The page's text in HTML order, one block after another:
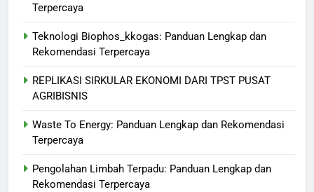
Terpercaya
Teknologi Biophos_kkogas: Panduan Lengkap dan
Rekomendasi Terpercaya
REPLIKASI SIRKULAR EKONOMI DARI TPST PUSAT
AGRIBISNIS
Waste To Energy: Panduan Lengkap dan Rekomendasi
Terpercaya
Pengolahan Limbah Terpadu: Panduan Lengkap dan
Rekomendasi Terpercaya